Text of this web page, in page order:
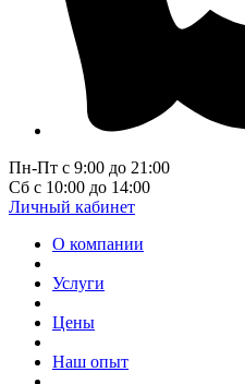
Пн-Пт с 9:00 до 21:00
Сб с 10:00 до 14:00
Личный кабинет
О компании
Услуги
Цены
Наш опыт